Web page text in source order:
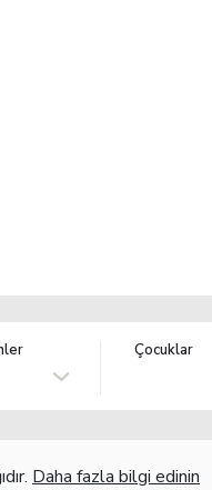
Çocuklar
Daha fazla bilgi edinin